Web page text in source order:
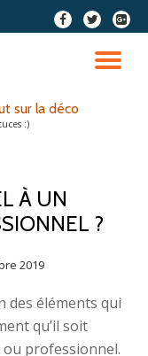
fa-
facebook
fa-
twitter
fa-
plus-
sur la déco
:)
À UN
?
2019
des éléments qui
qu’il soit
professionnel.